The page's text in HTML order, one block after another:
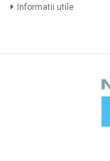
Informatii utile